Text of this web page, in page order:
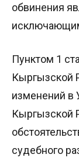
обвинения
Пунктом 1
Кыргызской
изменений в
Кыргызской
судебного